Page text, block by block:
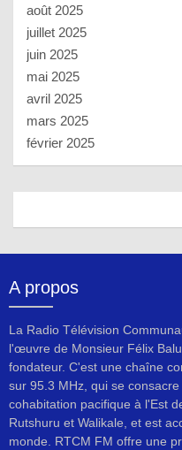
août 2025
juillet 2025
juin 2025
mai 2025
avril 2025
mars 2025
février 2025
A propos
La Radio Télévision
l'œuvre de Monsieur Félix
fondateur. C'est une chaîne
sur 95.3 MHz, qui se
cohabitation pacifique à l'Est
Rutshuru et Walikale, et est
monde. RTCM FM offre une